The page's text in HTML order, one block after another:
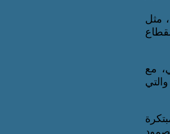
مثل
مع